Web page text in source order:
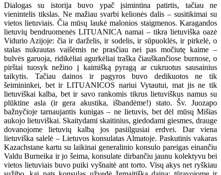
Dialogas su istorija buvo ypač įsimintina patirtis, tačiau ne
vienintelis tikslas. Ne mažiau svarbi kelionės dalis – susitikimai su
vietos lietuviais. Čia mūsų laukė malonios staigmenos. Karagandos
lietuvių bendruomenės LITUANICA namai – tikra lietuviška oazė
Vidurio Azijoje: čia ir darželis, ir sodelis, ir sūpuoklės, ir pirkelė, o
stalas nukrautas vaišėmis ne prasčiau nei pas močiutę kaime –
bulvės garuoja, ridikėliai agurkėliai traška čiauškančiose burnose, o
pirštai tuosyk nežino į kaimišką pyragą ar cukruotus sausainius
taikytis. Tačiau dainos ir pagyros buvo dedikuotos ne tik
šeimininkei, bet ir LITUANICOS nariui Vytautui, mat jis ne tik
lietuviškai kalba, bet ir savo rankomis tikrus lietuviškus namus su
plūktine asla (ir gera akustika, išbandėme!) stato. Šv. Juozapo
bažnyčioje tarnaujantis kunigas – ne lietuvis, bet dėl mūsų Mišias
aukojo lietuviškai. Skaitydami skaitinius, giedodami giesmes, drauge
dovanojome lietuvių kalbą jos pasiilgusiai erdvei. Dar viena
lietuviška salelė – Lietuvos konsulatas Almatoje. Paskutinis vakaras
Kazachstane kartu su laikinai generalinio konsulo pareigas einančiu
Valdu Burneika ir jo šeima, konsulate dirbančiu jaunu kolektyvu bei
vietos lietuviais buvo puiki vyšnaitė ant torto. Visų akys net ryškiau